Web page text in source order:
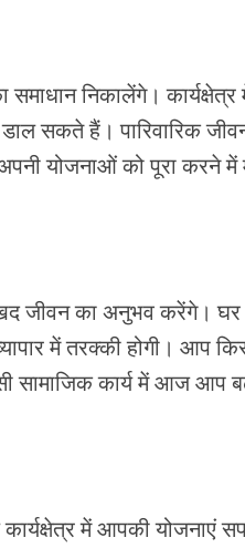
निकालेंगे।
सकते हैं। पारिवारिक
योजनाओं को पूरा करने में
का अनुभव करेंगे। घर
में तरक्की होगी। आप
सामाजिक कार्य में आज आप
में आपकी योजनाएं